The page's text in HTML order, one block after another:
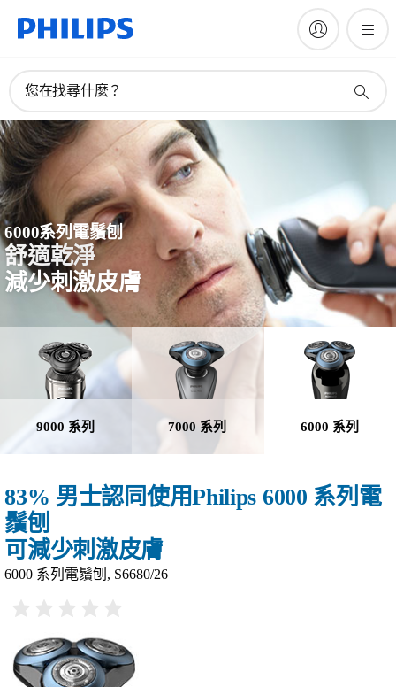
您在找尋什麼？
6000系列電鬚刨
舒適乾淨
減少刺激皮膚
9000 系列 7000 系列 6000 系列
83% 男士認同使用Philips 6000 系列電
鬚刨
可減少刺激皮膚
6000 系列電鬚刨, S6680/26